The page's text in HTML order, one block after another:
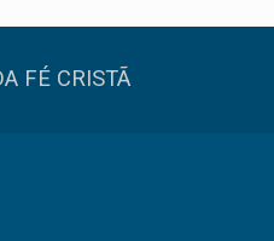
FÉ CRISTÃ